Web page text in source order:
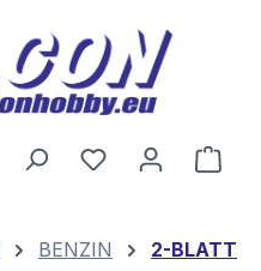
Du hast 0
BENZIN 2-BLATT